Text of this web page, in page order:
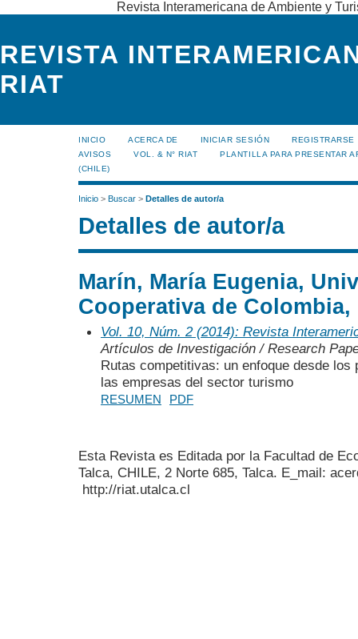
Revista Interamericana de Ambiente y
REVISTA
RIAT
INICIO ACERCA DE INICIAR SESIÓN
REGISTRARSE
AVISOS
VOL. & N° RIAT
PLANTILLA PARA PRESENTAR
(CHILE)
Inicio > Buscar > Detalles de autor/a
Detalles de autor/a
Marín, María Eugenia,
Cooperativa de
Vol. 10, Núm. 2 (2014): Revista
Artículos de Investigación / Research
Rutas competitivas: un enfoque desde
las empresas del sector turismo
RESUMEN PDF
Esta Revista es Editada por la Facultad de
Talca, CHILE, 2 Norte 685, Talca. E_mail:
http://riat.utalca.cl